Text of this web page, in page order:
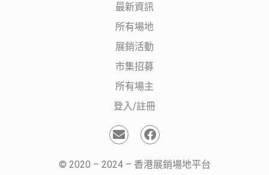
最新資訊
所有場地
展銷活動
市集招募
所有場主
登入/註冊
© 2020 – 2024 – 香港展銷場地平台